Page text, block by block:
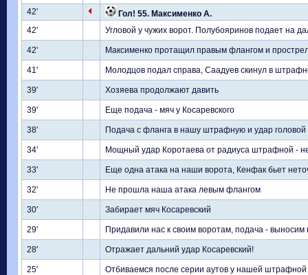
42'
Гол! 55. Максименко А.
42'
Угловой у чужих ворот. Полубояринов подает на
42' Максименко протащил правым флангом и
41' Молодцов подал справа, Саадуев скинул в
39' Хозяева продолжают давить
39' Еще подача - мяч у Косаревского
38' Подача с фланга в нашу штрафную и удар
34' Мощный удар Коротаева от радиуса штрафной -
33' Еще одна атака на наши ворота, Кенфак бьет
32' Не прошла наша атака левым флангом
30' Забирает мяч Косаревский
29' Придавили нас к своим воротам, подача - выносим
28' Отражает дальний удар Косаревский!
25' Отбиваемся после серии аутов у нашей штрафной